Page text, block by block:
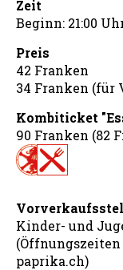
Zeit
Beginn: 21:00
Preis
42 Franken
34 Franken (für
Kombiticket
90 Franken (82
Kinder- und
paprika.ch)